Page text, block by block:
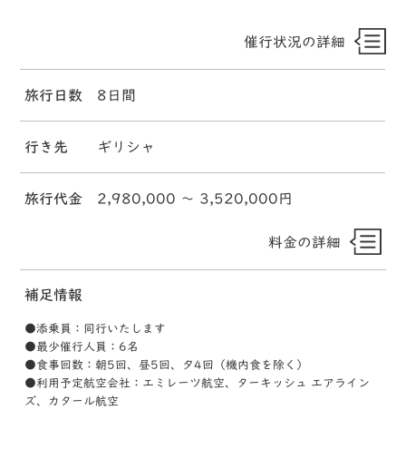
催行状況の詳細
旅行日数 8日間
行き先 ギリシャ
旅行代金 2,980,000 〜 3,520,000円
料金の詳細
補足情報
●添乗員：同行いたします
●最少催行人員：6名
●食事回数：朝5回、昼5回、夕4回（機内食を除く）
●利用予定航空会社：エミレーツ航空、ターキッシュ エアライン
ズ、カタール航空